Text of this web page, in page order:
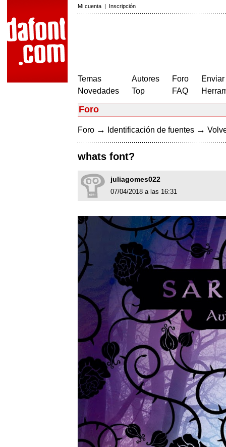
Mi cuenta | Inscripción
Temas
Novedades
Autores
Top
Foro
FAQ
Foro
Foro → Identificación de fuentes →
whats font?
juliagomes022
07/04/2018 a las 16:31